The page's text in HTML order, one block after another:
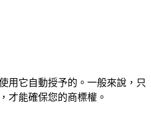
用它自動授予的。一般來說，只
才能確保您的商標權。